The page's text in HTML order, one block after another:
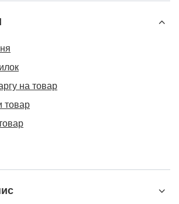
на товар
товар